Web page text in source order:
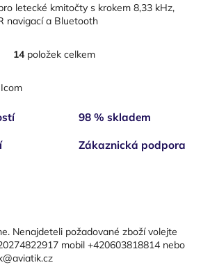
letecké kmitočty s krokem 8,33 kHz,
navigací a Bluetooth
O
v
ý
14položek celkem
98 % skladem
Zákaznická podpora
Nenajdeteli požadované zboží volejte
mobil +420603818814 nebo